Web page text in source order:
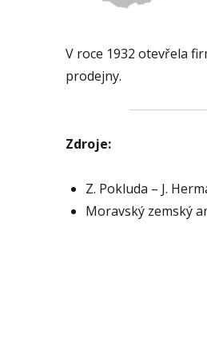
V roce 1932 otevřela
prodejny.
Zdroje:
Z. Pokluda – J.
Moravský zemský